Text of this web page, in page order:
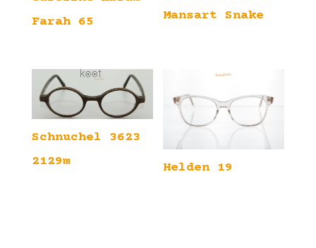
Farah 65
Mansart Snake
Schnuchel 3623
2129m
Helden 19